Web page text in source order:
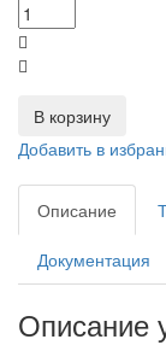
В корзину
Добавить в
Описание
Документация
Описание